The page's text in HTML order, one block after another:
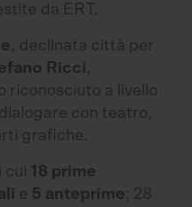
da ERT.
, declinata città per
Ricci ,
riconosciuto a livello
con teatro,
grafiche.
cui 18 prime
e 5 anteprime; 28